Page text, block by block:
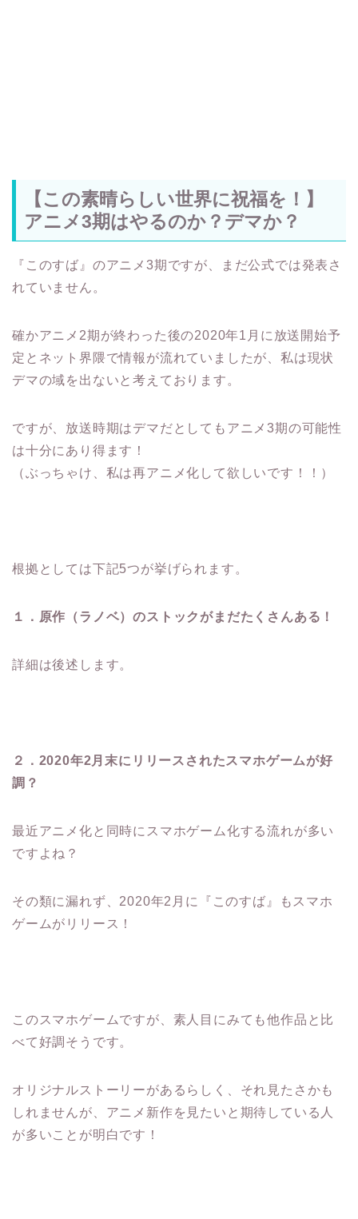
【この素晴らしい世界に祝福を！】
アニメ3期はやるのか？デマか？
『このすば』のアニメ3期ですが、まだ公式では発表さ
れていません。
確かアニメ2期が終わった後の2020年1月に放送開始予
定とネット界隈で情報が流れていましたが、私は現状
デマの域を出ないと考えております。
ですが、放送時期はデマだとしてもアニメ3期の可能性
は十分にあり得ます！
（ぶっちゃけ、私は再アニメ化して欲しいです！！）
根拠としては下記5つが挙げられます。
１．原作（ラノベ）のストックがまだたくさんある！
詳細は後述します。
２．2020年2月末にリリースされたスマホゲームが好
調？
最近アニメ化と同時にスマホゲーム化する流れが多い
ですよね？
その類に漏れず、2020年2月に『このすば』もスマホ
ゲームがリリース！
このスマホゲームですが、素人目にみても他作品と比
べて好調そうです。
オリジナルストーリーがあるらしく、それ見たさかも
しれませんが、アニメ新作を見たいと期待している人
が多いことが明白です！